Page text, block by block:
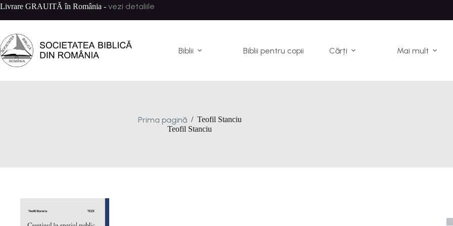
Sari
conținut
Livrare GRAUITĂ în România - vezi detaliile
Biblii Biblii pentru copii Cărți Mai mult
Prima pagină / Teofil Stanciu
Teofil Stanciu